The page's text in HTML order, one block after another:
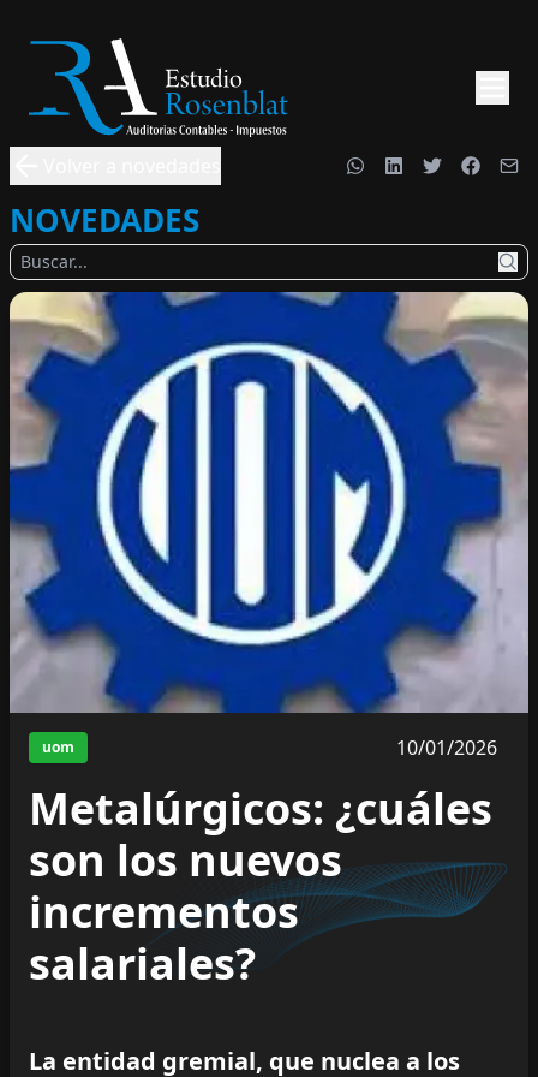
NOVEDADES
uom 10/01/2026
Metalúrgicos: ¿cuáles
son los nuevos
incrementos
salariales?
La entidad gremial, que nuclea a los